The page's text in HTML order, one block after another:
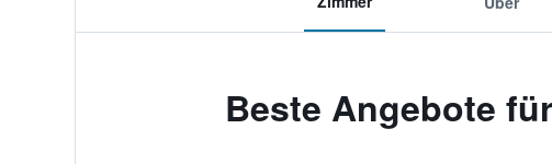
Beste Angebote